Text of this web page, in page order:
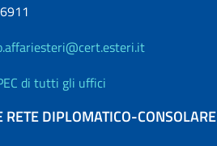
di tutti gli uffici
RETE DIPLOMATICO-CONSOLARE